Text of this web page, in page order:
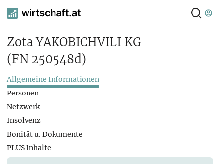
Zota YAKOBICHVILI KG
(FN 250548d)
Allgemeine Informationen
Personen
Netzwerk
Insolvenz
Bonität u. Dokumente
PLUS Inhalte